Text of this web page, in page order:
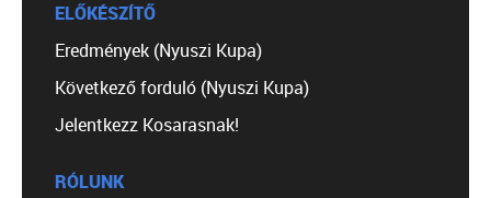
ELŐKÉSZÍTŐ
Eredmények (Nyuszi Kupa)
Következő forduló (Nyuszi Kupa)
Jelentkezz Kosarasnak!
RÓLUNK